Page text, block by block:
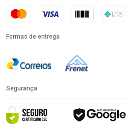
Formas de entrega
Segurança